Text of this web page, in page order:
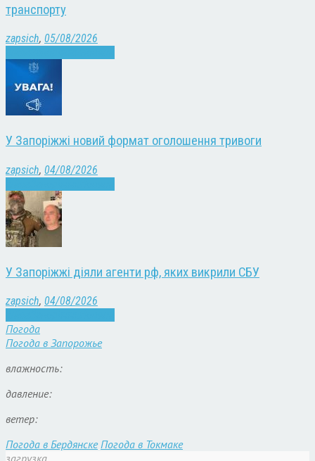
транспорту
zapsich, 05/08/2026
У Запоріжжі новий формат оголошення тривоги
zapsich, 04/08/2026
У Запоріжжі діяли агенти рф, яких викрили СБУ
zapsich, 04/08/2026
Погода
Погода в Запорожье
влажность:
давление:
ветер:
Погода в Бердянске Погода в Токмаке